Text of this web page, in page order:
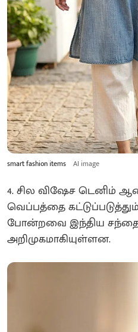
smart fashion items AI image
4. சில விஷேச டெனிம்
வெப்பத்தை கட்டுப்படுத்தும்
போன்றவை இந்திய
அறிமுகமாகியுள்ளன.